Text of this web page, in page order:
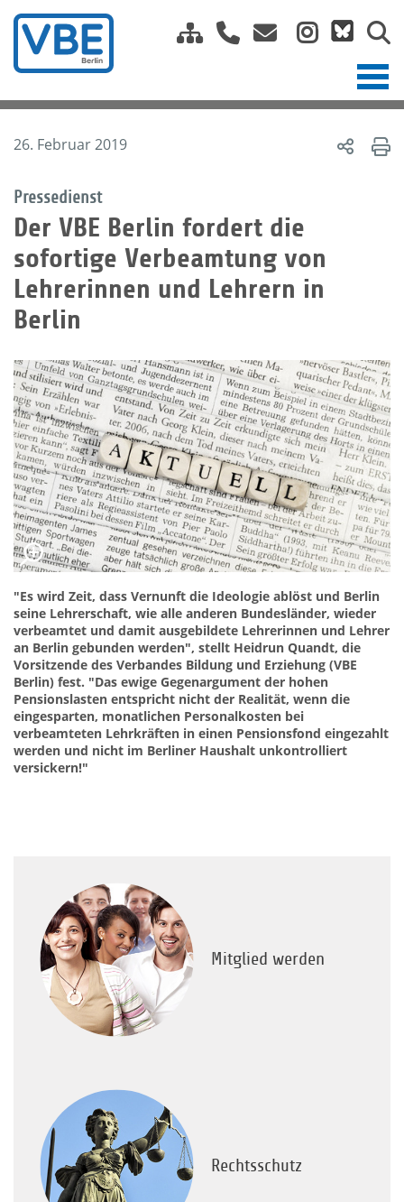
26. Februar 2019
Pressedienst
Der VBE Berlin fordert die
sofortige Verbeamtung von
Lehrerinnen und Lehrern in
Berlin
"Es wird Zeit, dass Vernunft die Ideologie ablöst und Berlin
seine Lehrerschaft, wie alle anderen Bundesländer, wieder
verbeamtet und damit ausgebildete Lehrerinnen und Lehrer
an Berlin gebunden werden", stellt Heidrun Quandt, die
Vorsitzende des Verbandes Bildung und Erziehung (VBE
Berlin) fest. "Das ewige Gegenargument der hohen
Pensionslasten entspricht nicht der Realität, wenn die
eingesparten, monatlichen Personalkosten bei
verbeamteten Lehrkräften in einen Pensionsfond eingezahlt
werden und nicht im Berliner Haushalt unkontrolliert
versickern!"
Mitglied werden
Rechtsschutz